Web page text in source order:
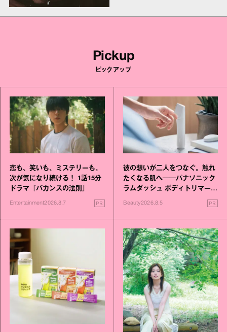
Pickup
ピックアップ
恋も、笑いも、ミステリーも。
次が気になり続ける！ 1話15分
ドラマ『バカンスの法則』
Entertainment2026.8.7 PR
彼の想いが二人をつなぐ。触れ
たくなる肌へ──パナソニック
ラムダッシュ ボディトリマーが
進化！
Beauty2026.8.5 PR